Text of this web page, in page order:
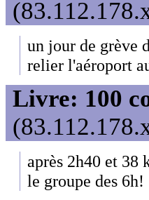
un jour de grève
relier l'aéroport
Livre: 100
après 2h40 et 38
le groupe des 6h!